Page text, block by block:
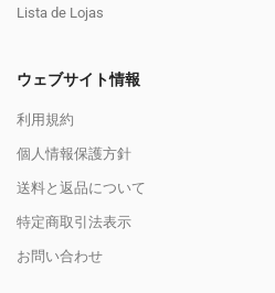
Lista de Lojas
ウェブサイト情報
利用規約
個人情報保護方針
送料と返品について
特定商取引法表示
お問い合わせ